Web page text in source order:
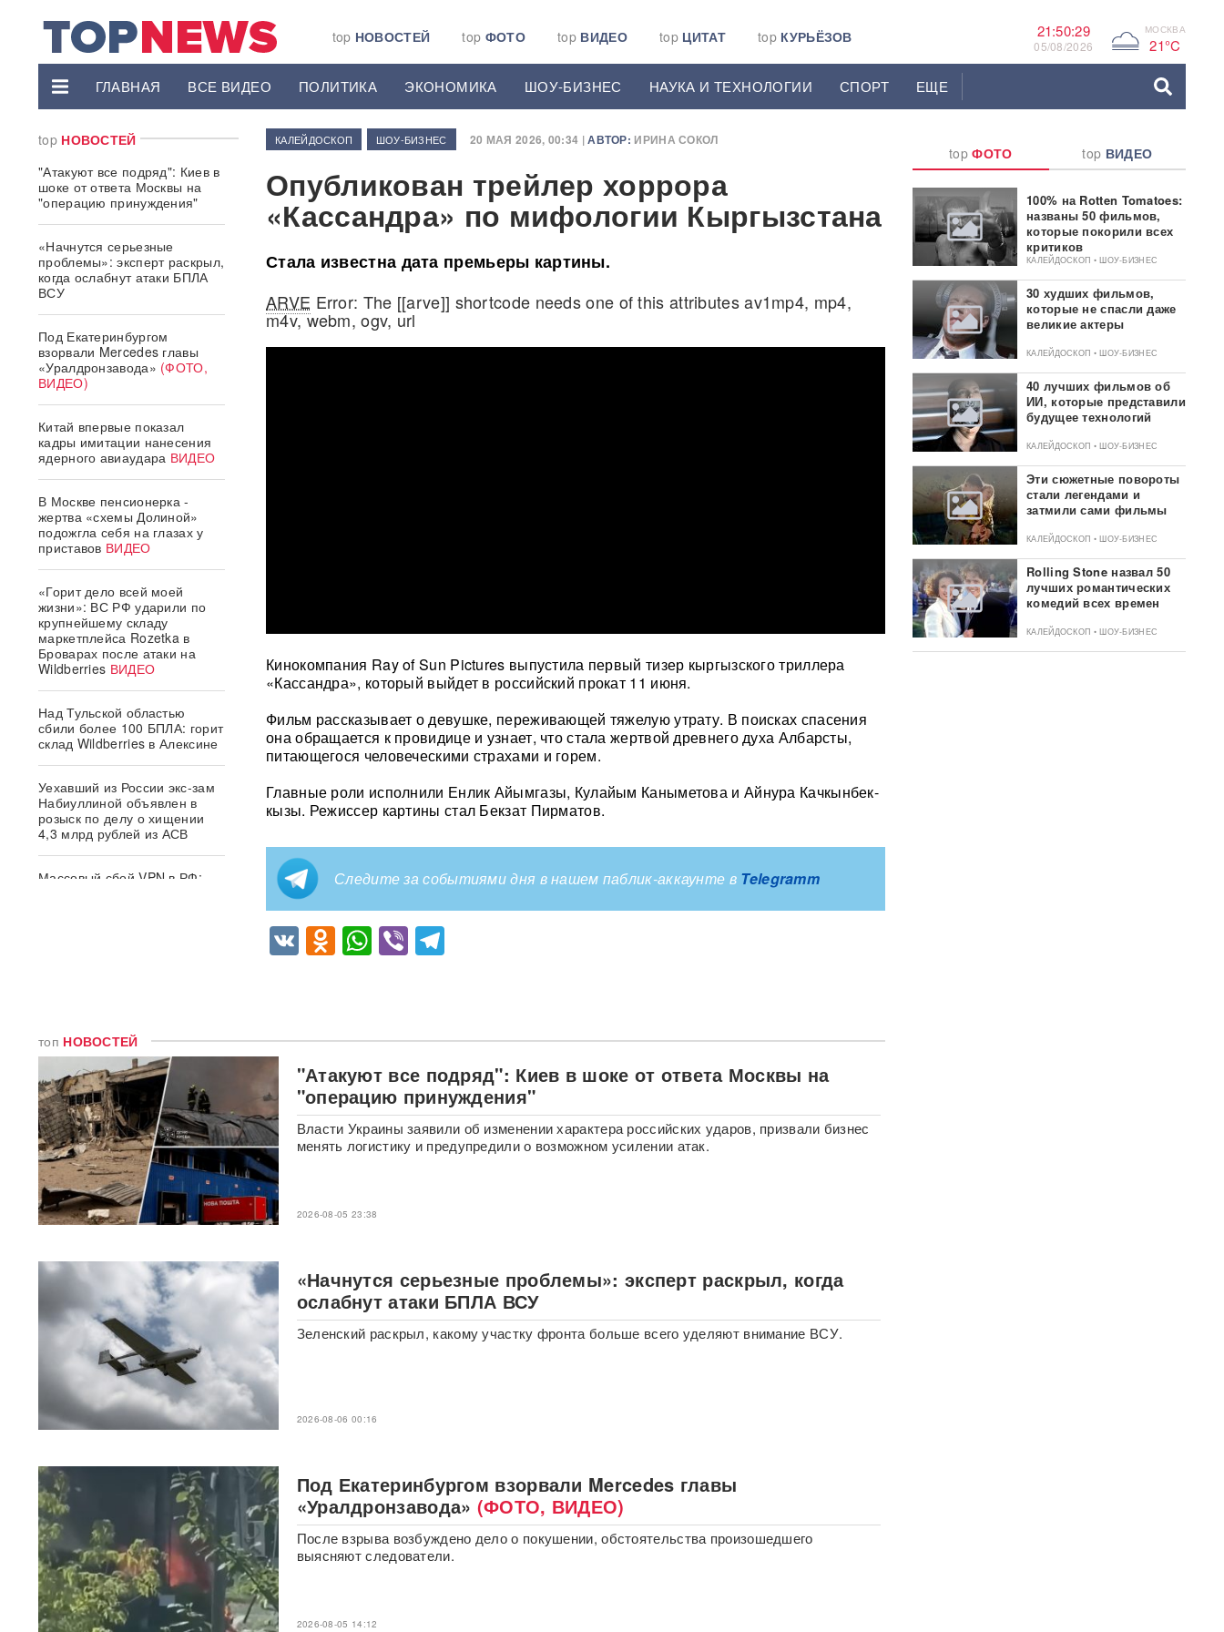
top НОВОСТЕЙ top ФОТО top ВИДЕО top ЦИТАТ top КУРЬЁЗОВ 21:50:29
05/08/2026 G МОСКВА
21°C
ГЛАВНАЯ ВСЕ ВИДЕО ПОЛИТИКА ЭКОНОМИКА ШОУ-БИЗНЕС НАУКА И ТЕХНОЛОГИИ СПОРТ ЕЩЕ
top НОВОСТЕЙ
"Атакуют все подряд": Киев в
шоке от ответа Москвы на
"операцию принуждения"
«Начнутся серьезные
проблемы»: эксперт раскрыл,
когда ослабнут атаки БПЛА
ВСУ
Под Екатеринбургом
взорвали Mercedes главы
«Уралдронзавода» (ФОТО,
ВИДЕО)
Китай впервые показал
кадры имитации нанесения
ядерного авиаудара ВИДЕО
В Москве пенсионерка -
жертва «схемы Долиной»
подожгла себя на глазах у
приставов ВИДЕО
«Горит дело всей моей
жизни»: ВС РФ ударили по
крупнейшему складу
маркетплейса Rozetka в
Броварах после атаки на
Wildberries ВИДЕО
Над Тульской областью
сбили более 100 БПЛА: горит
склад Wildberries в Алексине
Уехавший из России экс-зам
Набиуллиной объявлен в
розыск по делу о хищении
4,3 млрд рублей из АСВ
Массовый сбой VPN в РФ:
После атаки ВСУ в
Домодедово ликвидируют
разлив химикатов
«Убить нормальную
экономику — значит убить
страну»: Собянин выступил
против перевода России на
военные рельсы
Дону, где сгорели десятки
автомобилей
ВИДЕО
Турист отсудил у
туроператора почти 900
тысяч рублей из-за плана
«Ковер»
Reuters: КНДР может
разместить в России
ударов по Украине
В Красногорске раскрыта
«фабрика жалоб» c
тысячами доносов
После убийства брата и
сестры в Паттайе Таиланд
направил России особое
КАЛЕЙДОСКОП ШОУ-БИЗНЕС 20 МАЯ 2026, 00:34 |АВТОР: ИРИНА СОКОЛ
Опубликован трейлер хоррора
«Кассандра» по мифологии Кыргызстана
Стала известна дата премьеры картины.
ARVE Error: The [[arve]] shortcode needs one of this attributes av1mp4, mp4,
m4v, webm, ogv, url
Кинокомпания Ray of Sun Pictures выпустила первый тизер кыргызского триллера
«Кассандра», который выйдет в российский прокат 11 июня.
Фильм рассказывает о девушке, переживающей тяжелую утрату. В поисках спасения
она обращается к провидице и узнает, что стала жертвой древнего духа Албарсты,
питающегося человеческими страхами и горем.
Главные роли исполнили Енлик Айымгазы, Кулайым Каныметова и Айнура Качкынбек-
кызы. Режиссер картины стал Бекзат Пирматов.
Следите за событиями дня в нашем паблик-аккаунте в Telegramm
VKOdnoklassniki
WhatsApp
Viber
топ НОВОСТЕЙ
"Атакуют все подряд": Киев в шоке от ответа Москвы на
"операцию принуждения"
Власти Украины заявили об изменении характера российских ударов, призвали бизнес
менять логистику и предупредили о возможном усилении атак.
2026-08-05 23:38
«Начнутся серьезные проблемы»: эксперт раскрыл, когда
ослабнут атаки БПЛА ВСУ
Зеленский раскрыл, какому участку фронта больше всего уделяют внимание ВСУ.
2026-08-06 00:16
Под Екатеринбургом взорвали Mercedes главы
«Уралдронзавода» (ФОТО, ВИДЕО)
После взрыва возбуждено дело о покушении, обстоятельства произошедшего
выясняют следователи.
2026-08-05 14:12
topФОТО top ВИДЕО
100% на Rotten Tomatoes:
названы 50 фильмов,
которые покорили всех
критиков
КАЛЕЙДОСКОП • ШОУ-БИЗНЕС
30 худших фильмов,
которые не спасли даже
великие актеры
КАЛЕЙДОСКОП • ШОУ-БИЗНЕС
40 лучших фильмов об
ИИ, которые представили
будущее технологий
КАЛЕЙДОСКОП • ШОУ-БИЗНЕС
Эти сюжетные повороты
стали легендами и
затмили сами фильмы
КАЛЕЙДОСКОП • ШОУ-БИЗНЕС
Rolling Stone назвал 50
лучших романтических
комедий всех времен
КАЛЕЙДОСКОП • ШОУ-БИЗНЕС